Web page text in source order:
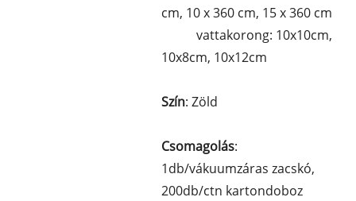
cm, 10 x 360 cm, 15 x 360 cm
vattakorong: 10x10cm,
10x8cm, 10x12cm
Szín: Zöld
Csomagolás:
1db/vákuumzáras zacskó,
200db/ctn kartondoboz